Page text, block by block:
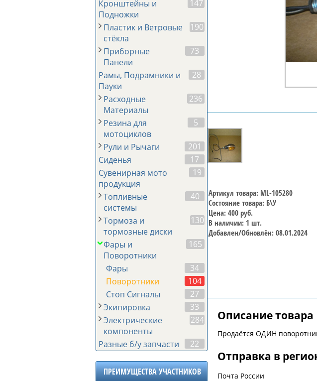
Кронштейны и
Подножки
147
Пластик и Ветровые
стёкла
190
Приборные
Панели
73
Рамы, Подрамники и
Пауки
28
Расходные
Материалы
236
Резина для
мотоциклов
5
Рули и Рычаги
201
Сиденья
17
Сувенирная мото
продукция
19
Топливные
системы
40
Тормоза и
тормозные диски
130
Фары и
Поворотники
165
Фары
34
Поворотники
104
Стоп Сигналы
27
Экипировка
33
Электрические
компоненты
284
Разные б/у запчасти 22
ПРЕИМУЩЕСТВА УЧАСТНИКОВ
Артикул товара: ML-105280
Состояние товара: Б\У
Цена: 400 руб.
В наличии: 1 шт.
Добавлен/Обновлён: 08.01.2024
Описание товара
Продаётся ОДИН
Отправка в
Почта России